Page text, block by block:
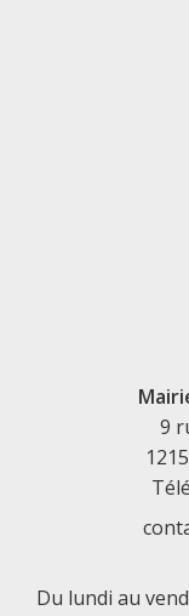
9
Du lundi au